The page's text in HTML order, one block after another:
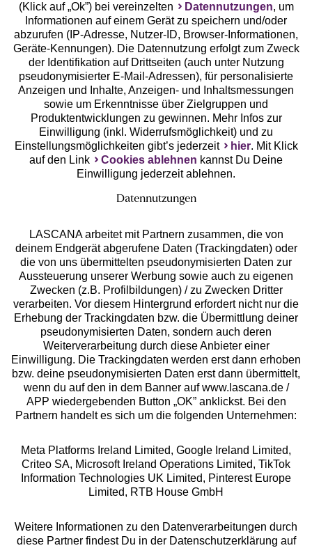
Geprüfte Sicherheit
Unsere Apps
Services
Beratung
Über uns
Rechtliches
Alle Preise inkl. MwSt., zzgl.
Versandkosten
** Bonität vorausgesetzt, berechtigt zur Bonitätsprüfung
(Klick auf „Ok”) bei vereinzelten
Datennutzungen, um
Informationen auf einem Gerät zu speichern und/oder
abzurufen (IP-Adresse, Nutzer-ID, Browser-Informationen,
Geräte-Kennungen). Die Datennutzung erfolgt zum Zweck
der Identifikation auf Drittseiten (auch unter Nutzung
pseudonymisierter E-Mail-Adressen), für personalisierte
Anzeigen und Inhalte, Anzeigen- und Inhaltsmessungen
sowie um Erkenntnisse über Zielgruppen und
Produktentwicklungen zu gewinnen. Mehr Infos zur
Einwilligung (inkl. Widerrufsmöglichkeit) und zu
Einstellungsmöglichkeiten gibt’s jederzeit
hier. Mit Klick
auf den Link
Cookies ablehnen kannst Du Deine
Einwilligung jederzeit ablehnen.
Datennutzungen
LASCANA arbeitet mit Partnern zusammen, die von
deinem Endgerät abgerufene Daten (Trackingdaten) oder
die von uns übermittelten pseudonymisierten Daten zur
Aussteuerung unserer Werbung sowie auch zu eigenen
Zwecken (z.B. Profilbildungen) / zu Zwecken Dritter
verarbeiten. Vor diesem Hintergrund erfordert nicht nur die
Erhebung der Trackingdaten bzw. die Übermittlung deiner
pseudonymisierten Daten, sondern auch deren
Weiterverarbeitung durch diese Anbieter einer
Einwilligung. Die Trackingdaten werden erst dann erhoben
bzw. deine pseudonymisierten Daten erst dann übermittelt,
wenn du auf den in dem Banner auf www.lascana.de /
APP wiedergebenden Button „OK” anklickst. Bei den
Partnern handelt es sich um die folgenden Unternehmen:
Meta Platforms Ireland Limited, Google Ireland Limited,
Criteo SA, Microsoft Ireland Operations Limited, TikTok
Information Technologies UK Limited, Pinterest Europe
Limited, RTB House GmbH
Weitere Informationen zu den Datenverarbeitungen durch
diese Partner findest Du in der Datenschutzerklärung auf